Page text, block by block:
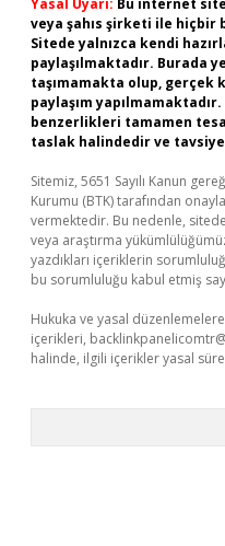
Yasal Uyarı: Bu internet
veya şahıs şirketi ile hiçbir
Sitede yalnızca kendi
paylaşılmaktadır. Burada
taşımamakta olup, gerçek
paylaşım
benzerlikleri tamamen
taslak halindedir ve
Sitemiz, 5651 Sayılı Kanun
Kurumu (BTK) tarafından
vermektedir. Bu nedenle,
veya araştırma
yazdıkları içeriklerin
bu sorumluluğu kabul etmiş
Hukuka ve yasal
içerikleri,
halinde, ilgili içerikler yasal